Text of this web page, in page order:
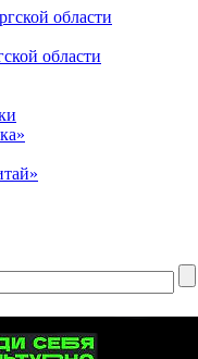
области
области